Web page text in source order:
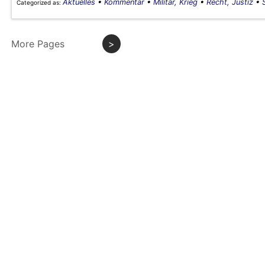
Categorized as: Aktuelles • Kommentar • Militär, Krieg • Recht, Justiz •
More Pages >